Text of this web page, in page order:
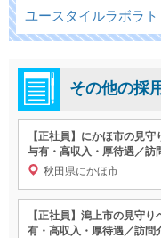
ユースタイルラボラト
その他の採
【正社員】にかほ市の見
与有・高収入・厚待遇／訪
秋田県にかほ市
【正社員】潟上市の見守
有・高収入・厚待遇／訪問